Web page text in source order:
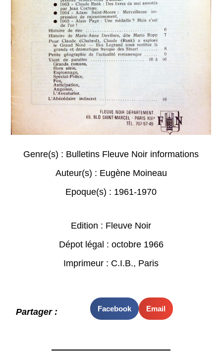
Genre(s) : Bulletins Fleuve Noir informations
Auteur(s) : Eugène Moineau
Epoque(s) : 1961-1970
Edition : Fleuve Noir
Dépot légal : octobre 1966
Imprimeur : C.I.B., Paris
Partager : Facebook Email